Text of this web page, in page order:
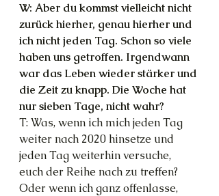
W: Aber du kommst vielleicht nicht
zurück hierher, genau hierher und
ich nicht jeden Tag. Schon so viele
haben uns getroffen. Irgendwann
war das Leben wieder stärker und
die Zeit zu knapp. Die Woche hat
nur sieben Tage, nicht wahr?
T: Was, wenn ich mich jeden Tag
weiter nach 2020 hinsetze und
jeden Tag weiterhin versuche,
euch der Reihe nach zu treffen?
Oder wenn ich ganz offenlasse,